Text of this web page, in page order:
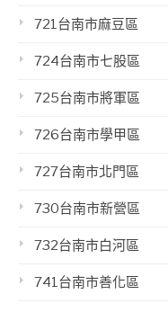
721台南市麻豆區
724台南市七股區
725台南市將軍區
726台南市學甲區
727台南市北門區
730台南市新營區
732台南市白河區
741台南市善化區